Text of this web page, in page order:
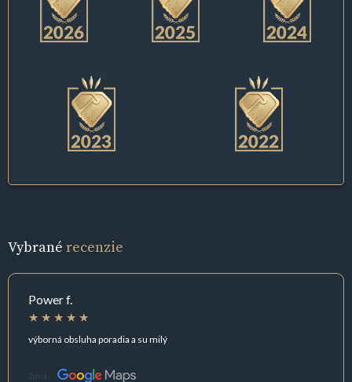
Vybrané recenzie
Power f.
výborná obsluha poradia a su milý
Zdroj: